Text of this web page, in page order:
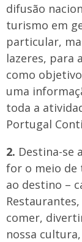
difusão
turismo em
particular,
lazeres, para
como
uma
toda a
Portugal
2. Destina-se
for o meio de
ao destino –
comer,
nossa